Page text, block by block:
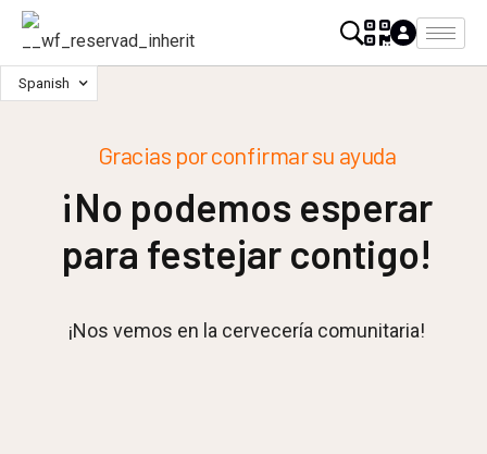
Spanish
Gracias por confirmar su ayuda
¡No podemos esperar
para festejar contigo!
¡Nos vemos en la cervecería comunitaria!